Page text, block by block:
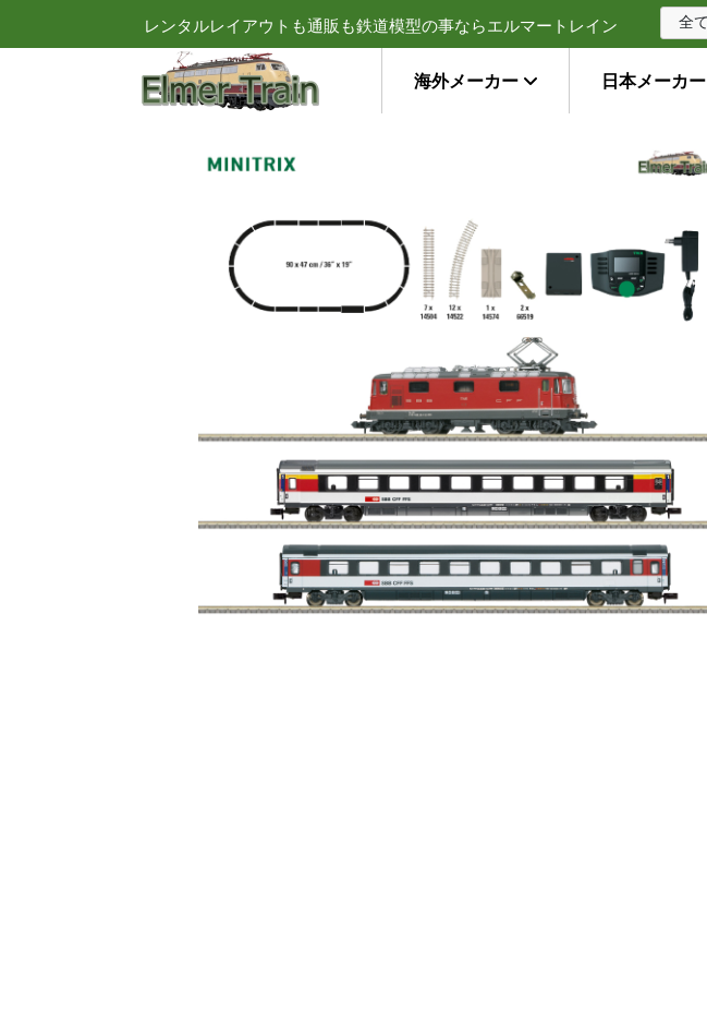
レンタルレイアウトも通販も鉄道模型の事ならエルマートレイン
海外メーカー 日本メーカー